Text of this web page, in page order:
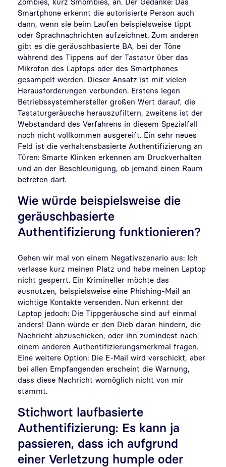
Smartphone erkennt die autorisierte Person auch
dann, wenn sie beim Laufen beispielsweise tippt
oder Sprachnachrichten aufzeichnet. Zum anderen
gibt es die geräuschbasierte BA, bei der Töne
während des Tippens auf der Tastatur über das
Mikrofon des Laptops oder des Smartphones
gesampelt werden. Dieser Ansatz ist mit vielen
Herausforderungen verbunden. Erstens legen
Betriebssystemhersteller großen Wert darauf, die
Tastaturgeräusche herauszufiltern, zweitens ist der
Webstandard des Verfahrens in diesem Spezialfall
noch nicht vollkommen ausgereift. Ein sehr neues
Feld ist die verhaltensbasierte Authentifizierung an
Türen: Smarte Klinken erkennen am Druckverhalten
und an der Beschleunigung, ob jemand einen Raum
betreten darf.
Wie würde beispielsweise die
geräuschbasierte
Authentifizierung funktionieren?
Gehen wir mal von einem Negativszenario aus: Ich
verlasse kurz meinen Platz und habe meinen Laptop
nicht gesperrt. Ein Krimineller möchte das
ausnutzen, beispielsweise eine Phishing-Mail an
wichtige Kontakte versenden. Nun erkennt der
Laptop jedoch: Die Tippgeräusche sind auf einmal
anders! Dann würde er den Dieb daran hindern, die
Nachricht abzuschicken, oder ihn zumindest nach
einem anderen Authentifizierungsmerkmal fragen.
Eine weitere Option: Die E-Mail wird verschickt, aber
bei allen Empfangenden erscheint die Warnung,
dass diese Nachricht womöglich nicht von mir
stammt.
Stichwort laufbasierte
Authentifizierung: Es kann ja
passieren, dass ich aufgrund
einer Verletzung humple oder